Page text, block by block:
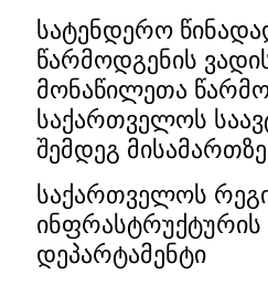
სატენდერო
წარმოდგენის
მონაწილეთა
საქართველოს
შემდეგ მისამართზე
საქართველოს
ინფრასტრუქტურის
დეპარტამენტი